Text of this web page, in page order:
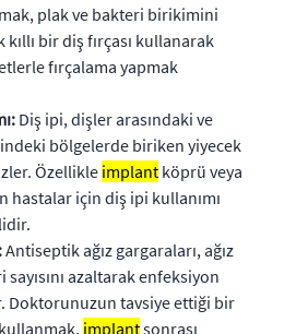
plak ve bakteri birikimini
bir diş fırçası kullanarak
fırçalama yapmak
Diş ipi, dişler arasındaki ve
bölgelerde biriken yiyecek
Özellikle implant köprü veya
hastalar için diş ipi kullanımı
Antiseptik ağız gargaraları, ağız
azaltarak enfeksiyon
Doktorunuzun tavsiye ettiği bir
implantsonrası